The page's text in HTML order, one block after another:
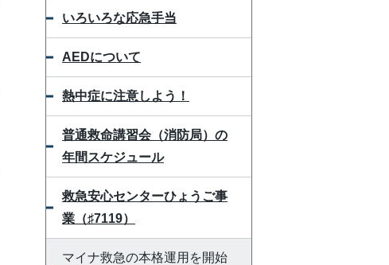
いろいろな応急手当
AEDについて
熱中症に注意しよう！
普通救命講習会（消防局）の
年間スケジュール
救急安心センターひょうご事
業（♯7119）
マイナ救急の本格運用を開始